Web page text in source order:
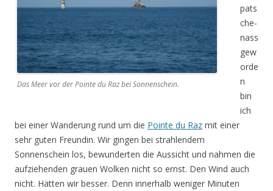
Das Meer vor der Pointe du Raz bei Sonnenschein.
pats
che-
nass
gew
orde
n
bin
ich
bei einer Wanderung rund um die Pointe du Raz mit einer
sehr guten Freundin. Wir gingen bei strahlendem
Sonnenschein los, bewunderten die Aussicht und nahmen die
aufziehenden grauen Wolken nicht so ernst. Den Wind auch
nicht. Hätten wir besser. Denn innerhalb weniger Minuten